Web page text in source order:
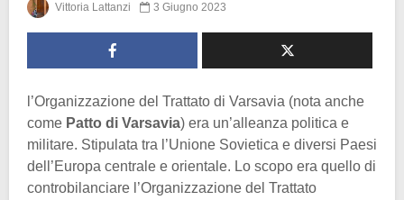
Vittoria Lattanzi 3 Giugno 2023
l’Organizzazione del Trattato di Varsavia (nota anche
come Patto di Varsavia) era un’alleanza politica e
militare. Stipulata tra l’Unione Sovietica e diversi Paesi
dell’Europa centrale e orientale. Lo scopo era quello di
controbilanciare l’Organizzazione del Trattato